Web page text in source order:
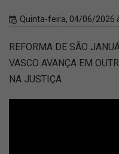
Quinta-feira, 04/06/2026
REFORMA DE SÃO
VASCO AVANÇA EM
NA JUSTIÇA